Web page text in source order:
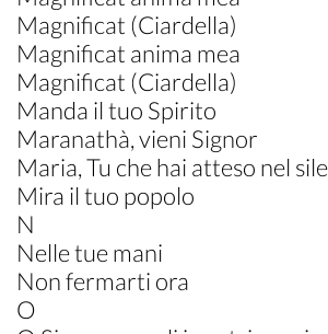
Magnificat (Ciardella)
Magnificat anima mea
Magnificat (Ciardella)
Manda il tuo Spirito
Maranathà, vieni Signor
Maria, Tu che hai atteso nel
Mira il tuo popolo
N
Nelle tue mani
Non fermarti ora
O